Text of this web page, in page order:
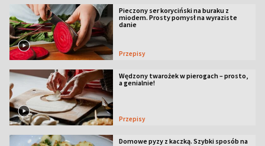
Pieczony ser koryciński na buraku z
miodem. Prosty pomysł na wyraziste
danie
Przepisy
Wędzony twarożek w pierogach – prosto,
a genialnie!
Przepisy
Domowe pyzy z kaczką. Szybki sposób na